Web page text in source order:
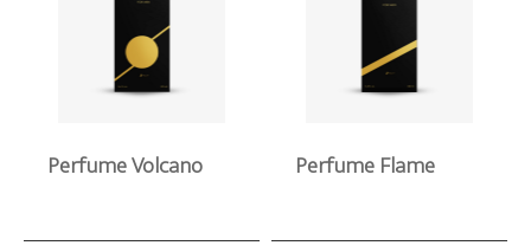
Perfume Volcano Perfume Flame